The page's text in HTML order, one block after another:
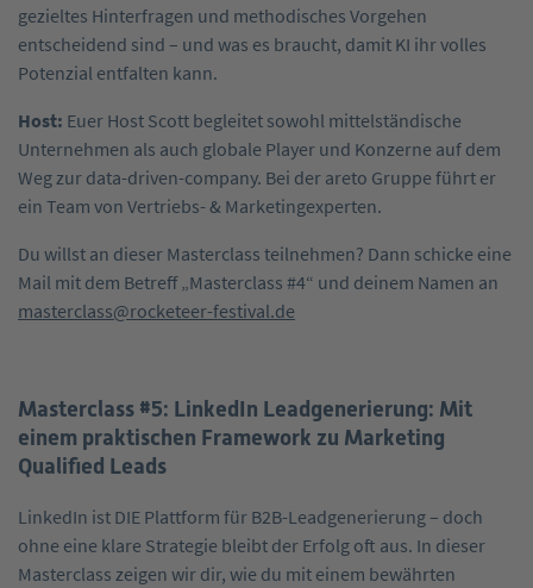
gezieltes Hinterfragen und methodisches Vorgehen
entscheidend sind – und was es braucht, damit KI ihr volles
Potenzial entfalten kann.
Host: Euer Host Scott begleitet sowohl mittelständische
Unternehmen als auch globale Player und Konzerne auf dem
Weg zur data-driven-company. Bei der areto Gruppe führt er
ein Team von Vertriebs- & Marketingexperten.
Du willst an dieser Masterclass teilnehmen? Dann schicke eine
Mail mit dem Betreff „Masterclass #4“ und deinem Namen an
masterclass@rocketeer-festival.de
Masterclass #5: LinkedIn Leadgenerierung: Mit
einem praktischen Framework zu Marketing
Qualified Leads
LinkedIn ist DIE Plattform für B2B-Leadgenerierung – doch
ohne eine klare Strategie bleibt der Erfolg oft aus. In dieser
Masterclass zeigen wir dir, wie du mit einem bewährten